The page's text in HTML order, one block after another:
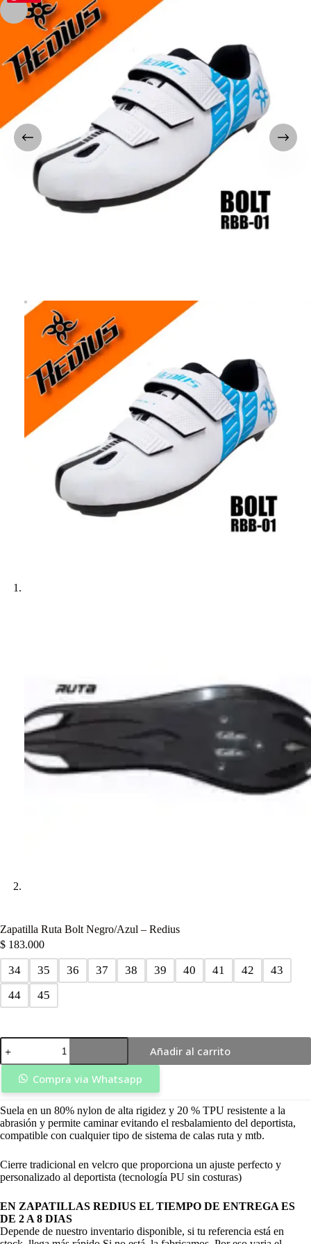
Zapatilla Ruta Bolt Negro/Azul – Redius
$ 183.000
34 35 36 37 38 39 40 41 42
43
44
45
Zapatilla
Ruta
Bolt
Negro/Azul
-
cantidad
Añadir al carrito
Compra via Whatsapp
Suela en un 80% nylon de alta rigidez y 20 % TPU resistente a la
abrasión y permite caminar evitando el resbalamiento del deportista,
compatible con cualquier tipo de sistema de calas ruta y mtb.
Cierre tradicional en velcro que proporciona un ajuste perfecto y
personalizado al deportista (tecnología PU sin costuras)
EN ZAPATILLAS REDIUS EL TIEMPO DE ENTREGA ES
DE 2 A 8 DIAS
Depende de nuestro inventario disponible, si tu referencia está en